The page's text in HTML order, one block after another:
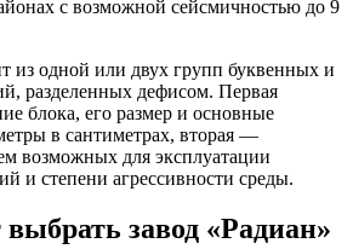
с возможной сейсмичностью до 9
из одной или двух групп буквенных и
разделенных дефисом. Первая
блока, его размер и основные
в сантиметрах, вторая —
возможных для эксплуатации
и степени агрессивности среды.
завод «Радиан»